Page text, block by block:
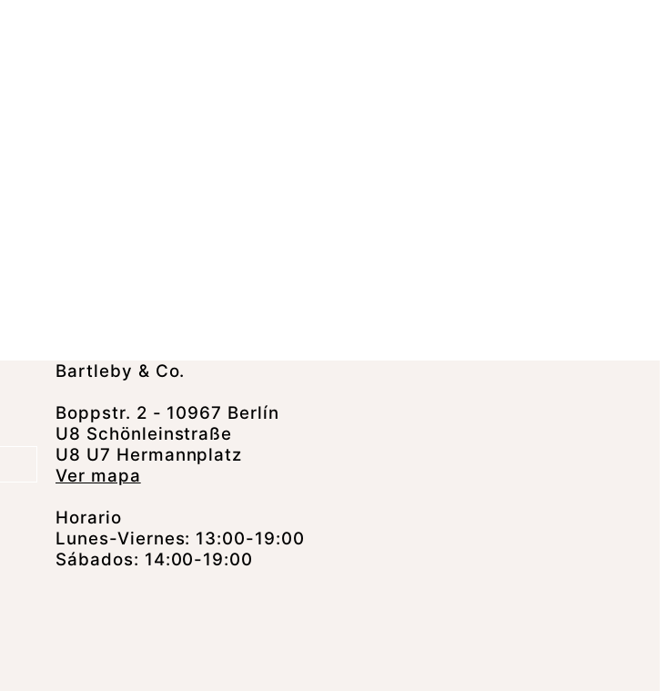
Bartleby & Co.
Boppstr. 2 - 10967 Berlín
U8 Schönleinstraße
U8 U7 Hermannplatz
Ver mapa
Horario
Lunes-Viernes: 13:00-19:00
Sábados: 14:00-19:00